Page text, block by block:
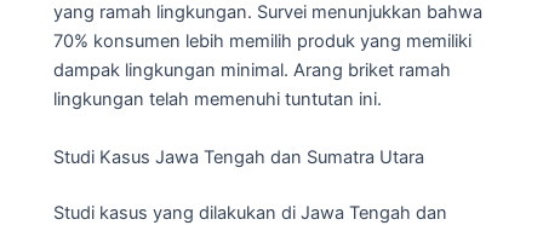
yang ramah lingkungan. Survei menunjukkan bahwa
70% konsumen lebih memilih produk yang memiliki
dampak lingkungan minimal. Arang briket ramah
lingkungan telah memenuhi tuntutan ini.
Studi Kasus Jawa Tengah dan Sumatra Utara
Studi kasus yang dilakukan di Jawa Tengah dan